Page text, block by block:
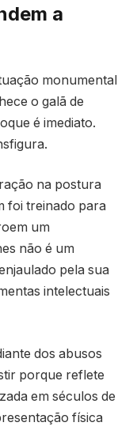
a
monumental
o galã de
é imediato.
na postura
foi treinado para
um
não é um
pela sua
intelectuais
dos abusos
porque reflete
em séculos de
física